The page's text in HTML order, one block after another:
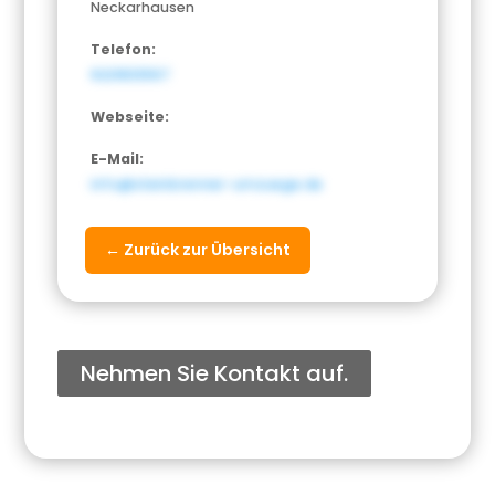
Neckarhausen
Telefon:
6221833567
Webseite:
E-Mail:
info@steinbrenner-umzuege.de
← Zurück zur Übersicht
Nehmen Sie Kontakt auf.